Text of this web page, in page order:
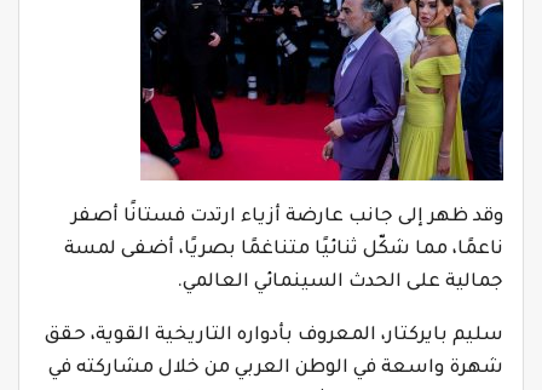
وقد ظهر إلى جانب عارضة أزياء ارتدت فستانًا أصفر
ناعمًا، مما شكّل ثنائيًا متناغمًا بصريًا، أضفى لمسة
جمالية على الحدث السينمائي العالمي.
سليم بايركتار، المعروف بأدواره التاريخية القوية، حقق
شهرة واسعة في الوطن العربي من خلال مشاركته في